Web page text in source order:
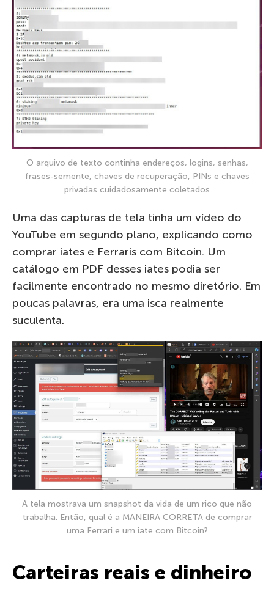
O arquivo de texto continha endereços, logins, senhas,
frases-semente, chaves de recuperação, PINs e chaves
privadas cuidadosamente coletados
Uma das capturas de tela tinha um vídeo do
YouTube em segundo plano, explicando como
comprar iates e Ferraris com Bitcoin. Um
catálogo em PDF desses iates podia ser
facilmente encontrado no mesmo diretório. Em
poucas palavras, era uma isca realmente
suculenta.
A tela mostrava um snapshot da vida de um rico que não
trabalha. Então, qual é a MANEIRA CORRETA de comprar
uma Ferrari e um iate com Bitcoin?
Carteiras reais e dinheiro